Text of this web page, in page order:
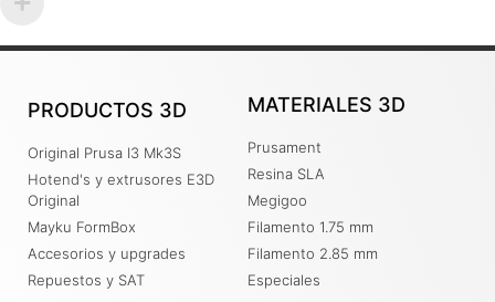
PRODUCTOS 3D
Original Prusa I3 Mk3S
Hotend's y extrusores E3D
Original
Mayku FormBox
Accesorios y upgrades
Repuestos y SAT
MATERIALES 3D
Prusament
Resina SLA
Megigoo
Filamento 1.75 mm
Filamento 2.85 mm
Especiales